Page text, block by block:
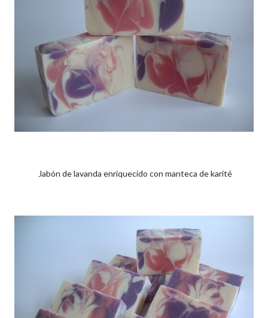
Jabón de lavanda enriquecido con manteca de karité